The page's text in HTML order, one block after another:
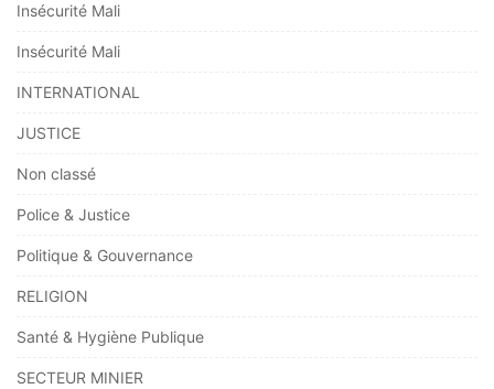
Insécurité Mali
Insécurité Mali
INTERNATIONAL
JUSTICE
Non classé
Police & Justice
Politique & Gouvernance
RELIGION
Santé & Hygiène Publique
SECTEUR MINIER